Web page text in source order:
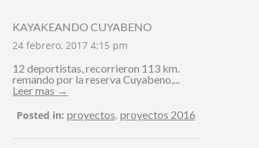
KAYAKEANDO CUYABENO
24 febrero, 2017 4:15 pm
12 deportistas, recorrieron 113 km.
remando por la reserva Cuyabeno,...
Leer mas →
Posted in: proyectos, proyectos 2016